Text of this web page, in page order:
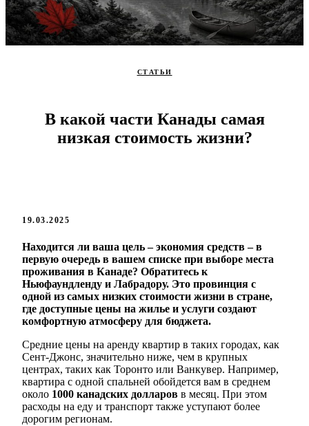
СТАТЬИ
В какой части Канады самая
низкая стоимость жизни?
19.03.2025
Находится ли ваша цель – экономия средств – в
первую очередь в вашем списке при выборе места
проживания в Канаде? Обратитесь к
Ньюфаундленду и Лабрадору. Это провинция с
одной из самых низких стоимости жизни в стране,
где доступные цены на жилье и услуги создают
комфортную атмосферу для бюджета.
Средние цены на аренду квартир в таких городах, как
Сент-Джонс, значительно ниже, чем в крупных
центрах, таких как Торонто или Ванкувер. Например,
квартира с одной спальней обойдется вам в среднем
около 1000 канадских долларов в месяц. При этом
расходы на еду и транспорт также уступают более
дорогим регионам.